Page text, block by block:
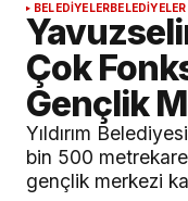
BELEDİYELERBELEDİYELER
Çok
Gençlik
Yıldırım
bin 500
gençlik merkezi